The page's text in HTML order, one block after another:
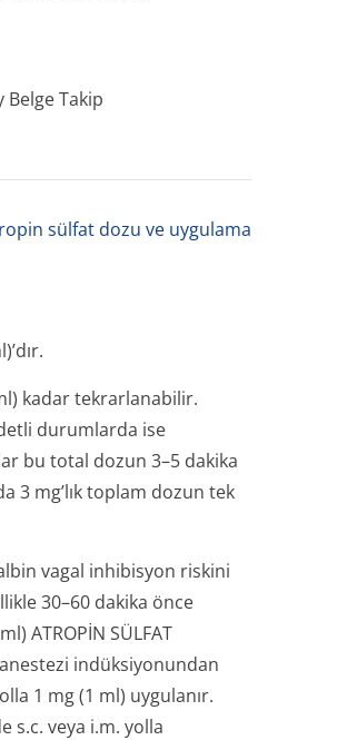
Belge Takip
sülfat dozu ve uygulama
kadar tekrarlanabilir.
durumlarda ise
bu total dozun 3–5 dakika
3 mg’lık toplam dozun tek
vagal inhibisyon riskini
30–60 dakika önce
ATROPİN SÜLFAT
indüksiyonundan
1 mg (1 ml) uygulanır.
s.c. veya i.m. yolla